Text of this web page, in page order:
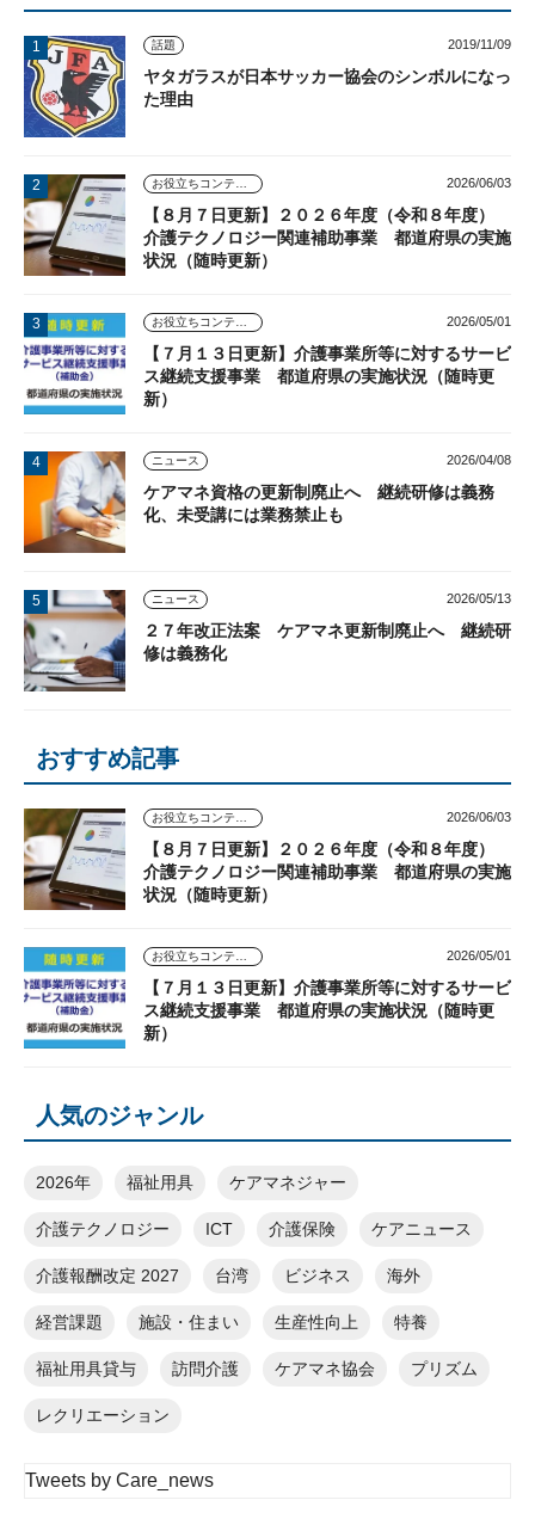
話題 2019/11/09
ヤタガラスが日本サッカー協会のシンボルになっ
た理由
2026/06/03
【８月７日更新】２０２６年度（令和８年度）
介護テクノロジー関連補助事業 都道府県の実施
状況（随時更新）
2026/05/01
【７月１３日更新】介護事業所等に対するサービ
ス継続支援事業 都道府県の実施状況（随時更
新）
ニュース 2026/04/08
ケアマネ資格の更新制廃止へ 継続研修は義務
化、未受講には業務禁止も
ニュース 2026/05/13
２７年改正法案 ケアマネ更新制廃止へ 継続研
修は義務化
おすすめ記事
2026/06/03
【８月７日更新】２０２６年度（令和８年度）
介護テクノロジー関連補助事業 都道府県の実施
状況（随時更新）
2026/05/01
【７月１３日更新】介護事業所等に対するサービ
ス継続支援事業 都道府県の実施状況（随時更
新）
人気のジャンル
2026年 福祉用具 ケアマネジャー
介護テクノロジー ICT 介護保険 ケアニュース
介護報酬改定 2027 台湾 ビジネス 海外
経営課題 施設・住まい 生産性向上 特養
福祉用具貸与 訪問介護 ケアマネ協会 プリズム
レクリエーション
Tweets by Care_news